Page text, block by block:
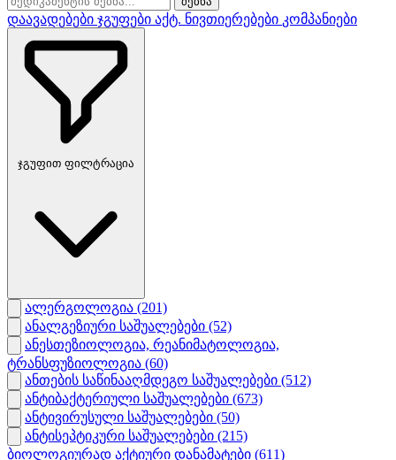
დაავადებები ჯგუფები აქტ. ნივთიერებები კომპანიები
ჯგუფით ფილტრაცია
ალერგოლოგია (201)
ანალგეზიური საშუალებები (52)
ანესთეზიოლოგია, რეანიმატოლოგია,
ტრანსფუზიოლოგია (60)
ანთების საწინააღმდეგო საშუალებები (512)
ანტიბაქტერიული საშუალებები (673)
ანტივირუსული საშუალებები (50)
ანტისეპტიკური საშუალებები (215)
ბიოლოგიურად აქტიური დანამატები (611)